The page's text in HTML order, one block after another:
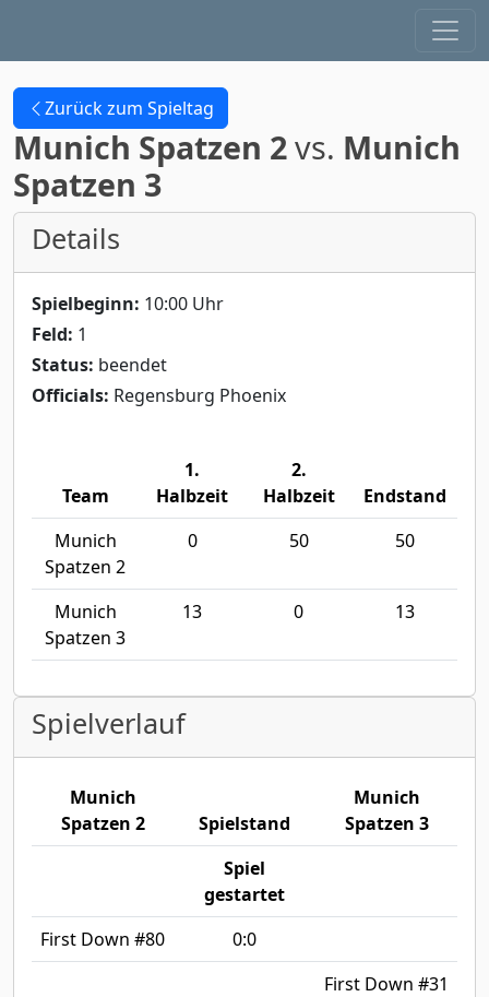
Zurück zum Spieltag
Munich Spatzen 2vs. Munich
Spatzen 3
Details
Spielbeginn: 10:00 Uhr
Feld: 1
Status: beendet
Officials: Regensburg Phoenix
Team
1.
Halbzeit
2.
Halbzeit
Endstand
Munich
Spatzen 2
0 50 50
Munich
Spatzen 3
13 0 13
Spielverlauf
Munich
Spatzen 2
Spielstand
Munich
Spatzen 3
Spiel
gestartet
First Down #80
0:0
First Down #31